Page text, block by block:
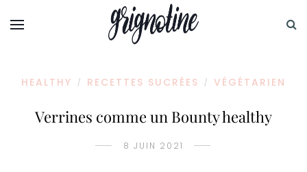
HEALTHY / RECETTES SUCRÉES / VÉGÉTARIEN
Verrines comme un Bounty healthy
8 JUIN 2021